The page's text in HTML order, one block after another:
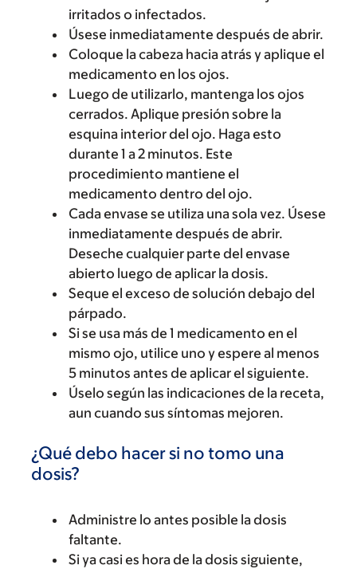
irritados o infectados.
Úsese inmediatamente después de abrir.
Coloque la cabeza hacia atrás y aplique el
medicamento en los ojos.
Luego de utilizarlo, mantenga los ojos
cerrados. Aplique presión sobre la
esquina interior del ojo. Haga esto
durante 1 a 2 minutos. Este
procedimiento mantiene el
medicamento dentro del ojo.
Cada envase se utiliza una sola vez. Úsese
inmediatamente después de abrir.
Deseche cualquier parte del envase
abierto luego de aplicar la dosis.
Seque el exceso de solución debajo del
párpado.
Si se usa más de 1 medicamento en el
mismo ojo, utilice uno y espere al menos
5 minutos antes de aplicar el siguiente.
Úselo según las indicaciones de la receta,
aun cuando sus síntomas mejoren.
¿Qué debo hacer si no tomo una
dosis?
Administre lo antes posible la dosis
faltante.
Si ya casi es hora de la dosis siguiente,